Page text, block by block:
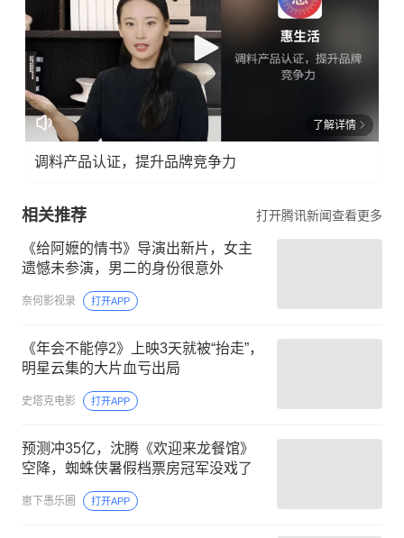
了解详情
调料产品认证，提升品牌竞争力
相关推荐 打开腾讯新闻查看更多
《给阿嬷的情书》导演出新片，女主
遗憾未参演，男二的身份很意外
奈何影视录 打开APP
《年会不能停2》上映3天就被“抬走”，
明星云集的大片血亏出局
史塔克电影 打开APP
预测冲35亿，沈腾《欢迎来龙餐馆》
空降，蜘蛛侠暑假档票房冠军没戏了
崽下愚乐圈 打开APP